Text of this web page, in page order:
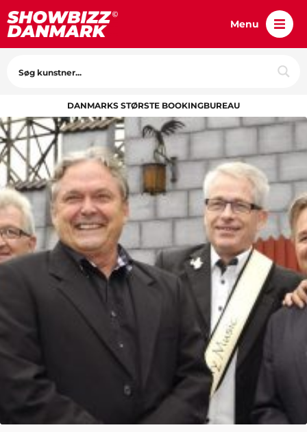
Menu
DANMARKS STØRSTE BOOKINGBUREAU
MUSIK 50'ER/60'ER THE ROCKING GHOSTS